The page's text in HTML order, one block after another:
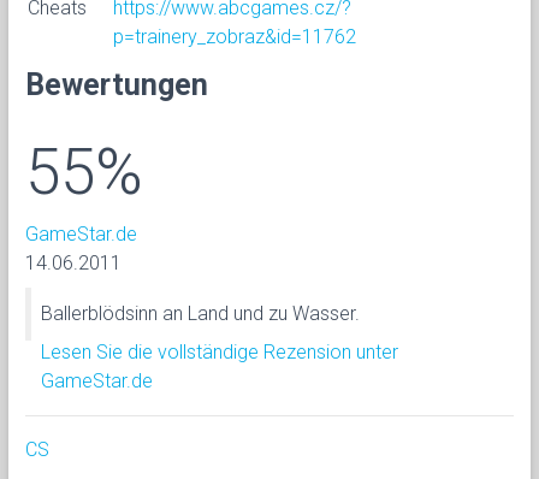
Cheats
https://www.abcgames.cz/?
p=trainery_zobraz&id=11762
Bewertungen
55%
GameStar.de
14.06.2011
Ballerblödsinn an Land und zu Wasser.
Lesen Sie die vollständige Rezension unter
GameStar.de
CS